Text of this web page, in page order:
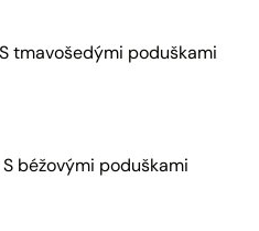
S tmavošedými poduškami
S béžovými poduškami